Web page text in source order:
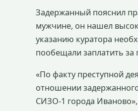
Задержанный пояснил
мужчине, он нашел
указанию куратора
пообещали заплатить
«По факту преступной
отношении
СИЗО-1 города